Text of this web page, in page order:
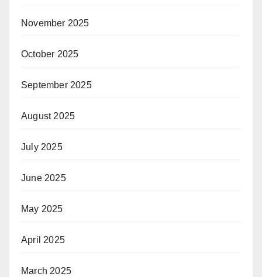
November 2025
October 2025
September 2025
August 2025
July 2025
June 2025
May 2025
April 2025
March 2025